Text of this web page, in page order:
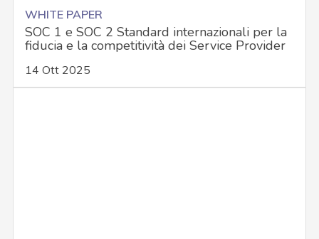
WHITE PAPER
SOC 1 e SOC 2 Standard internazionali per la
fiducia e la competitività dei Service Provider
14 Ott 2025